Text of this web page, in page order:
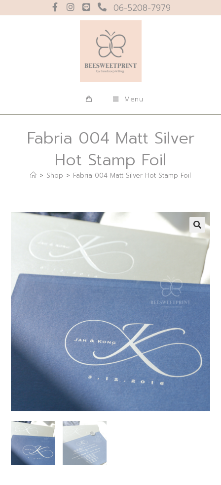
06-5208-7979
Menu
Fabria 004 Matt Silver
Hot Stamp Foil
> Shop > Fabria 004 Matt Silver Hot Stamp Foil